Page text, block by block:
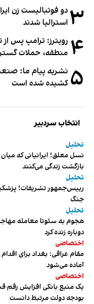
۳ استرالیا شدند
۴ رویترز: ترامپ پس
منطقه، حملات
۵ نشریه پیام ما:
کشیده شده است
انتخاب سردبیر
تحلیل
نسل معلق؛ ایرانیانی که
بازگشت زندگی می‌کنند
تحلیل
رییس‌جمهور تشریفات؛
جنگ
تحلیل
هجوم به سئوتا معامله
دوباره زنده کرد
اختصاصی
مقام عراقی: بغداد برای
آماده می‌شود
اختصاصی
یک منبع بانکی افزایش رقم
بودجه دولت مرتبط دانست